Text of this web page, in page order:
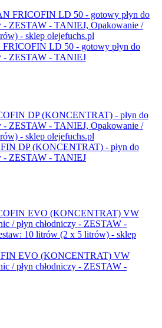
LD 50 - gotowy płyn do
- ZESTAW - TANIEJ
DP (KONCENTRAT) - płyn do
- ZESTAW - TANIEJ
EVO (KONCENTRAT) VW
/ płyn chłodniczy - ZESTAW -